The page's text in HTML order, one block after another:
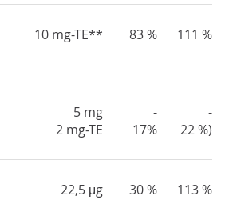
10 mg-TE** 83 % 111 %
5 mg
2 mg-TE
-
17%
-
22 %)
22,5 μg 30 % 113 %